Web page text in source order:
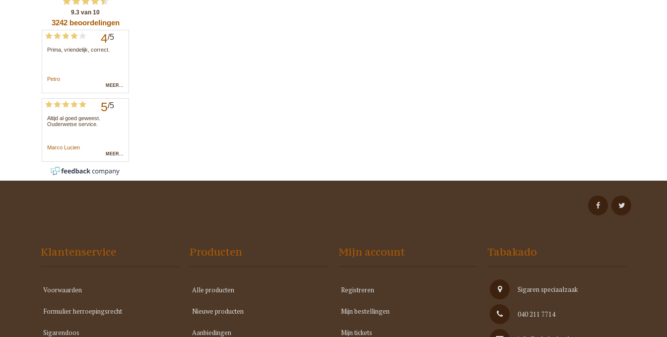
Klantenservice
Voorwaarden
Formulier herroepingsrecht
Sigarendoos
Producten
Alle producten
Nieuwe producten
Aanbiedingen
Mijn account
Registreren
Mijn bestellingen
Mijn tickets
Tabakado
Sigaren speciaalzaak
040 211 7714